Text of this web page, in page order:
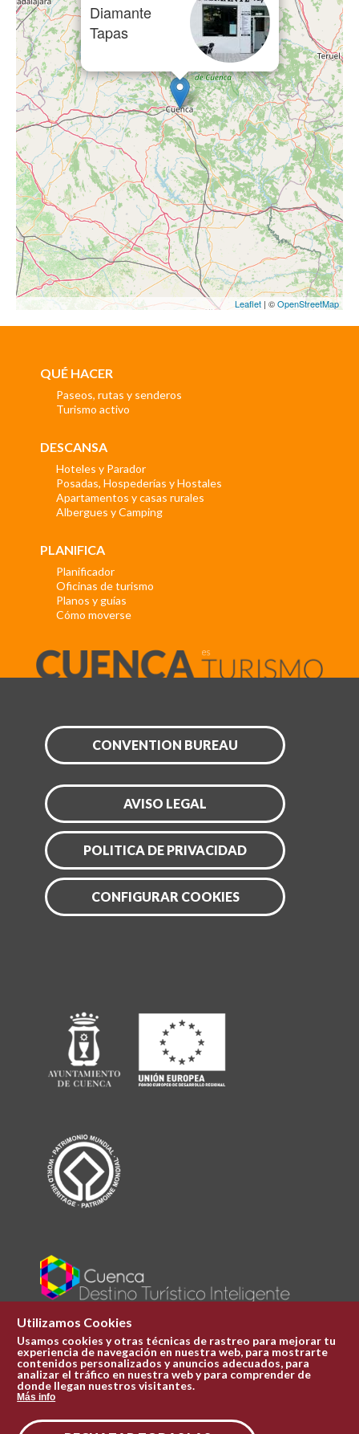
Diamante
Tapas
Leaflet | ©OpenStreetMap
QUÉ HACER
Paseos, rutas y senderos
Turismo activo
DESCANSA
Hoteles y Parador
Posadas, Hospederías y Hostales
Apartamentos y casas rurales
Albergues y Camping
PLANIFICA
Planificador
Oficinas de turismo
Planos y guías
Cómo moverse
CONVENTION BUREAU
AVISO LEGAL
POLITICA DE PRIVACIDAD
CONFIGURAR COOKIES
Plaza Mayor 1
969 241 051
ofi.turismo@cuenca.es
Utilizamos Cookies
Usamos cookies y otras técnicas de rastreo para mejorar tu
experiencia de navegación en nuestra web, para mostrarte
contenidos personalizados y anuncios adecuados, para
analizar el tráfico en nuestra web y para comprender de
donde llegan nuestros visitantes.
Más info